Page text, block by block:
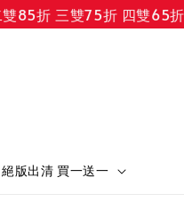
折 三雙75折 四雙65折夏
絕版出清 買一送一